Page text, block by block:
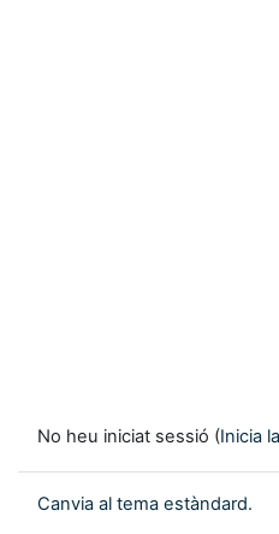
No heu iniciat sessió (Inicia
Canvia al tema estàndard.